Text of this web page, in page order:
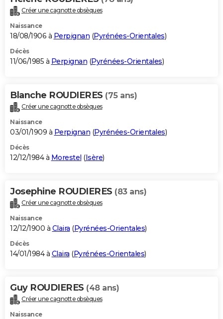
Créer une cagnotte obsèques
Naissance
18/08/1906 à Perpignan (Pyrénées-Orientales)
Décès
11/06/1985 à Perpignan (Pyrénées-Orientales)
Blanche ROUDIERES (75 ans)
Créer une cagnotte obsèques
Naissance
03/01/1909 à Perpignan (Pyrénées-Orientales)
Décès
12/12/1984 à Morestel (Isère)
Josephine ROUDIERES (83 ans)
Créer une cagnotte obsèques
Naissance
12/12/1900 à Claira (Pyrénées-Orientales)
Décès
14/01/1984 à Claira (Pyrénées-Orientales)
Guy ROUDIERES (48 ans)
Créer une cagnotte obsèques
Naissance